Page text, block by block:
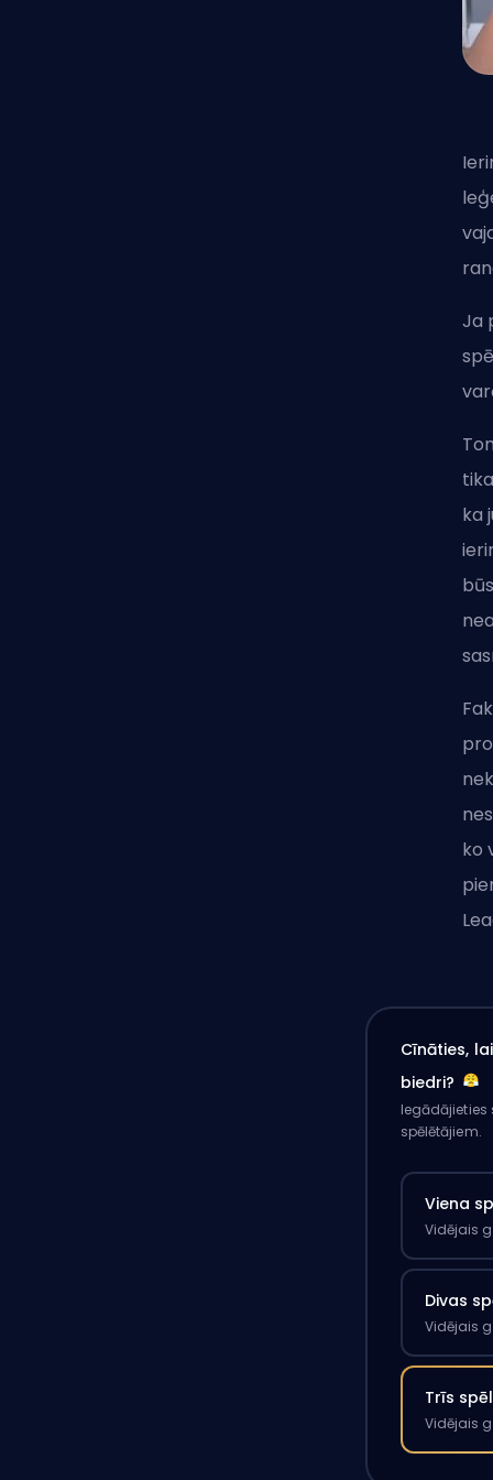
Ja
ka
ko
Cīnāties,
biedri?
Iegādājieties
spēlētājiem.
Viena
Vidējais
Divas
Vidējais
Trīs
Vidējais